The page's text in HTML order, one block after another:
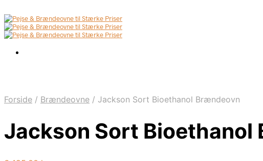
Forside / Brændeovne / Jackson Sort Bioethanol Brændeovn
Jackson Sort Bioethanol